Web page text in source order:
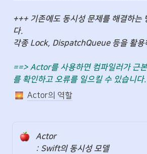
+++ 기존에도 동시성 문제를 해결하는
다.
각종 Lock, DispatchQueue 등을 활용
==> Actor를 사용하면 컴파일러가 근
를 확인하고 오류를 일으킬 수 있습니다.
Actor의 역할
Actor
: Swift의 동시성 모델